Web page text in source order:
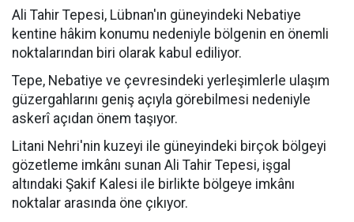
Ali Tahir Tepesi, Lübnan'ın güneyindeki Nebatiye
kentine hâkim konumu nedeniyle bölgenin en önemli
noktalarından biri olarak kabul ediliyor.
Tepe, Nebatiye ve çevresindeki yerleşimlerle ulaşım
güzergahlarını geniş açıyla görebilmesi nedeniyle
askerî açıdan önem taşıyor.
Litani Nehri'nin kuzeyi ile güneyindeki birçok bölgeyi
gözetleme imkânı sunan Ali Tahir Tepesi, işgal
altındaki Şakif Kalesi ile birlikte bölgeye imkânı
noktalar arasında öne çıkıyor.